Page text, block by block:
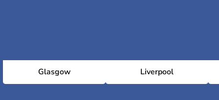
Glasgow Liverpool